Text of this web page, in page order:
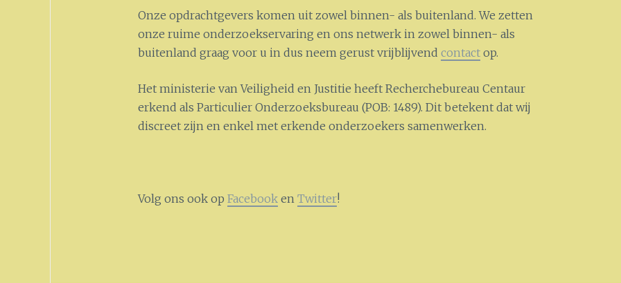
Onze opdrachtgevers komen uit zowel binnen- als buitenland. We zetten
onze ruime onderzoekservaring en ons netwerk in zowel binnen- als
buitenland graag voor u in dus neem gerust vrijblijvend contactop.
Het ministerie van Veiligheid en Justitie heeft Recherchebureau Centaur
erkend als Particulier Onderzoeksbureau (POB: 1489). Dit betekent dat wij
discreet zijn en enkel met erkende onderzoekers samenwerken.
Volg ons ook op Facebooken Twitter!